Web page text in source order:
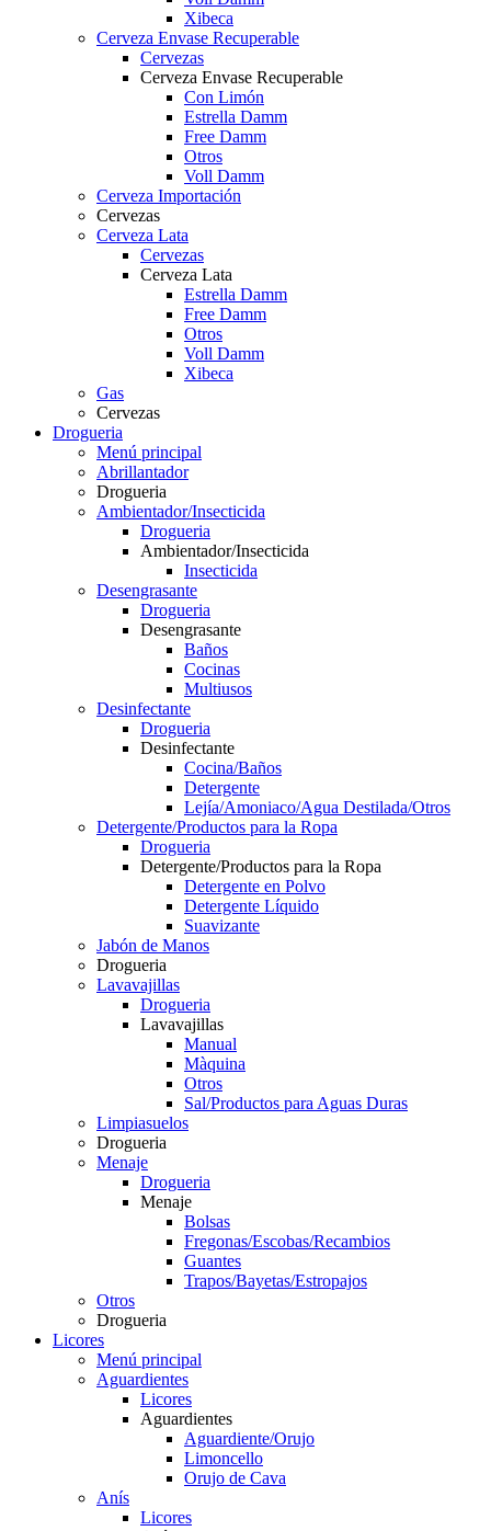
Xibeca
Cerveza Envase Recuperable
Cervezas
Cerveza Envase Recuperable
Con Limón
Estrella Damm
Free Damm
Otros
Voll Damm
Cerveza Importación
Cervezas
Cerveza Lata
Cervezas
Cerveza Lata
Estrella Damm
Free Damm
Otros
Voll Damm
Xibeca
Gas
Cervezas
Drogueria
Menú principal
Abrillantador
Drogueria
Ambientador/Insecticida
Drogueria
Ambientador/Insecticida
Insecticida
Desengrasante
Drogueria
Desengrasante
Baños
Cocinas
Multiusos
Desinfectante
Drogueria
Desinfectante
Cocina/Baños
Detergente
Lejía/Amoniaco/Agua Destilada/Otros
Detergente/Productos para la Ropa
Drogueria
Detergente/Productos para la Ropa
Detergente en Polvo
Detergente Líquido
Suavizante
Jabón de Manos
Drogueria
Lavavajillas
Drogueria
Lavavajillas
Manual
Màquina
Otros
Sal/Productos para Aguas Duras
Limpiasuelos
Drogueria
Menaje
Drogueria
Menaje
Bolsas
Fregonas/Escobas/Recambios
Guantes
Trapos/Bayetas/Estropajos
Otros
Drogueria
Licores
Menú principal
Aguardientes
Licores
Aguardientes
Aguardiente/Orujo
Limoncello
Orujo de Cava
Anís
Licores